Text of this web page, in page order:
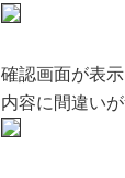
確認画面が表示
内容に間違い